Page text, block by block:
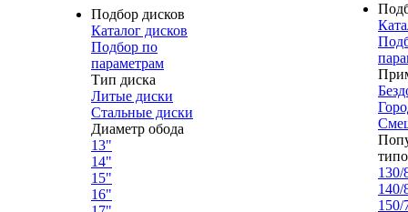
Подбор дисков
Каталог дисков
Подбор по
параметрам
Тип диска
Литые диски
Стальные диски
Диаметр обода
13"
14"
15"
16"
130/
140/
150/